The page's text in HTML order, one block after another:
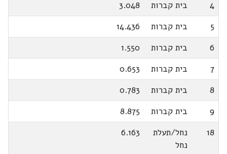
4
בית קברות
3.048
5
בית קברות
14.436
6
בית קברות
1.550
7
בית קברות
0.653
8
בית קברות
0.783
9
בית קברות
8.875
18
נחל/תעלת
נחל
6.163